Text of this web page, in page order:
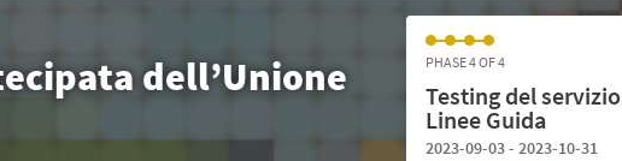
dell’Unione
PHASE 4 OF 4
Testing del
Linee Guida
2023-09-03 - 2023-10-31